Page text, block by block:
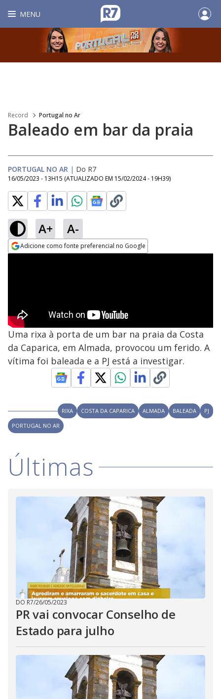
MENU
Record Portugal no Ar
Baleado em bar da praia
PORTUGAL NO AR | Do R7
16/05/2023 - 13H15 (ATUALIZADO EM 15/02/2024 - 19H39)
A+ A-
Adicione como fonte preferencial no Google
Uma rixa à porta de um bar na praia da Costa
da Caparica, em Almada, provocou um ferido. A
vítima foi baleada e a PJ está a investigar.
RIXA COSTA DA CAPARICA ALMADA BALEADA
PJ
PORTUGAL NO AR
Últimas
DO R7/26/05/2023
PR vai convocar Conselho de
Estado para julho